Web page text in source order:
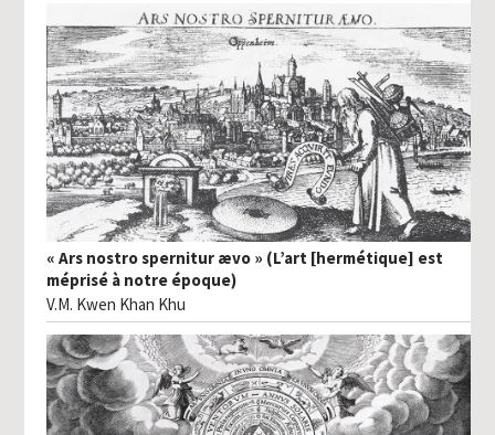
« Ars nostro spernitur ævo » (L’art [hermétique] est
méprisé à notre époque)
V.M. Kwen Khan Khu